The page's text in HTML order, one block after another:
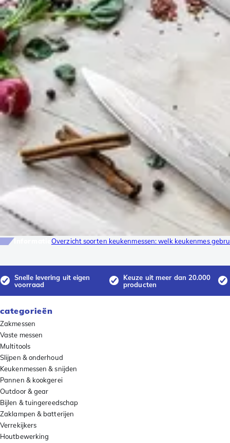
Overzicht soorten keukenmessen: welk keukenmes
Snelle levering uit eigen
voorraad
Keuze uit meer dan 20.000
producten
categorieën
Zakmessen
Vaste messen
Multitools
Slijpen & onderhoud
Keukenmessen & snijden
Pannen & kookgerei
Outdoor & gear
Bijlen & tuingereedschap
Zaklampen & batterijen
Verrekijkers
Houtbewerking